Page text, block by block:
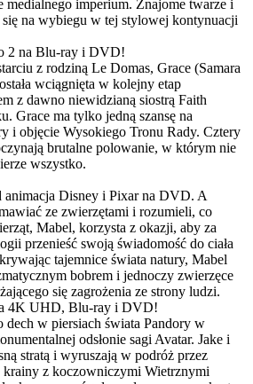
medialnego imperium. Znajome twarze i
na wybiegu w tej stylowej kontynuacji
2 na Blu-ray i DVD!
z rodziną Le Domas, Grace (Samara
wciągnięta w kolejny etap
z dawno niewidzianą siostrą Faith
Grace ma tylko jedną szansę na
i objęcie Wysokiego Tronu Rady. Cztery
brutalne polowanie, w którym nie
wszystko.
animacja Disney i Pixar na DVD. A
ze zwierzętami i rozumieli, co
Mabel, korzysta z okazji, aby za
przenieść swoją świadomość do ciała
tajemnice świata natury, Mabel
bobrem i jednoczy zwierzęce
się zagrożenia ze strony ludzi.
4K UHD, Blu-ray i DVD!
dech w piersiach świata Pandory w
odsłonie sagi Avatar. Jake i
stratą i wyruszają w podróż przez
krainy z koczowniczymi Wietrznymi